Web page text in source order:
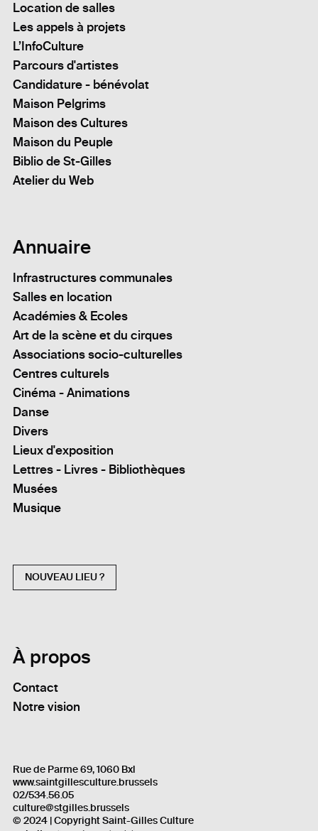
Location de salles
Les appels à projets
L’InfoCulture
Parcours d'artistes
Candidature - bénévolat
Maison Pelgrims
Maison des Cultures
Maison du Peuple
Biblio de St-Gilles
Atelier du Web
Annuaire
Infrastructures communales
Salles en location
Académies & Ecoles
Art de la scène et du cirques
Associations socio-culturelles
Centres culturels
Cinéma - Animations
Danse
Divers
Lieux d'exposition
Lettres - Livres - Bibliothèques
Musées
Musique
NOUVEAU LIEU ?
À propos
Contact
Notre vision
Rue de Parme 69, 1060 Bxl
www.saintgillesculture.brussels
02/534.56.05
culture@stgilles.brussels
© 2024 | Copyright Saint-Gilles Culture